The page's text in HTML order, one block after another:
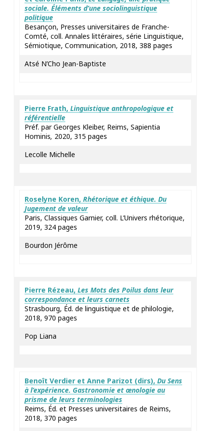
sociale. Éléments d’une sociolinguistique
politique
Besançon, Presses universitaires de Franche-
Comté, coll. Annales littéraires, série Linguistique,
Sémiotique, Communication, 2018, 388 pages
Atsé N’Cho Jean-Baptiste
Pierre Frath, Linguistique anthropologique et
référentielle
Préf. par Georges Kleiber, Reims, Sapientia
Hominis, 2020, 315 pages
Lecolle Michelle
Roselyne Koren, Rhétorique et éthique. Du
Jugement de valeur
Paris, Classiques Garnier, coll. L’Univers rhétorique,
2019, 324 pages
Bourdon Jérôme
Pierre Rézeau, Les Mots des Poilus dans leur
correspondance et leurs carnets
Strasbourg, Éd. de linguistique et de philologie,
2018, 970 pages
Pop Liana
Benoît Verdier et Anne Parizot (dirs), Du Sens
à l’expérience. Gastronomie et œnologie au
prisme de leurs terminologies
Reims, Éd. et Presses universitaires de Reims,
2018, 370 pages